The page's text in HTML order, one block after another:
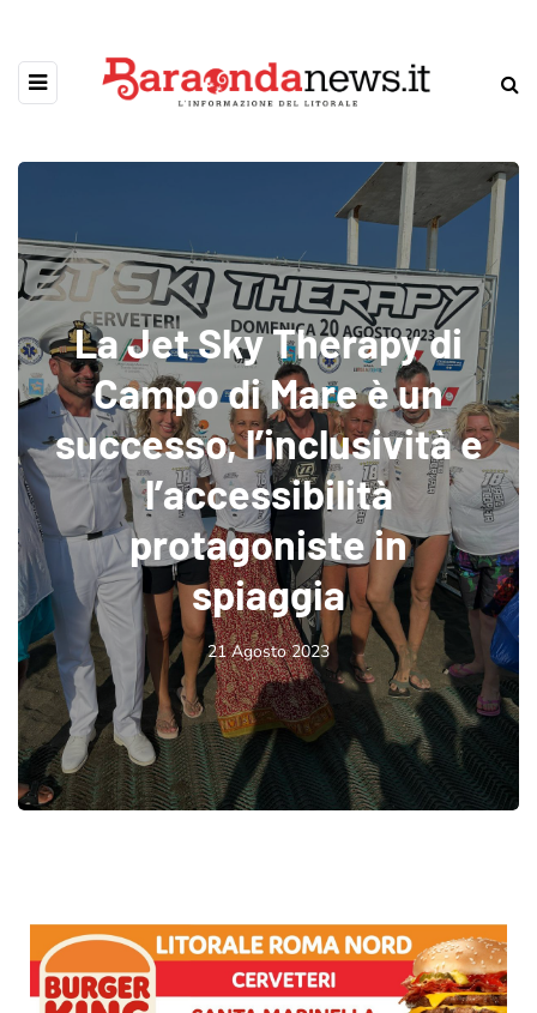
La Jet Sky Therapy di
Campo di Mare è un
successo, l’inclusività e
l’accessibilità
protagoniste in
spiaggia
21 Agosto 2023